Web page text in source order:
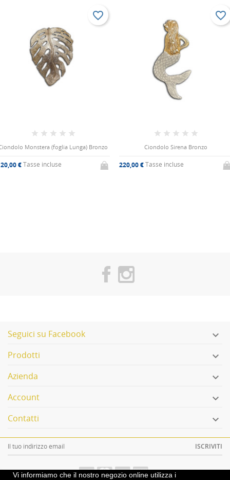
Monstera (foglia Lunga) Bronzo
€Tasse incluse
favorite_border
Ciondolo Sirena Bronzo
220,00 €Tasse incluse
favorite_border
Seguici su Facebook 
Prodotti 
Azienda 
Account 
Contatti 
Vi informiamo che il nostro negozio online utilizza i
ISCRIVITI